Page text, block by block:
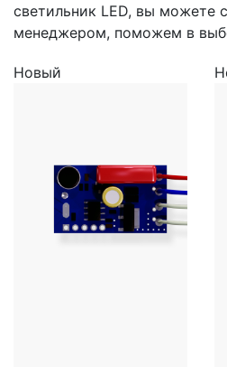
светильник LED, вы можете
менеджером, поможем в
Новый